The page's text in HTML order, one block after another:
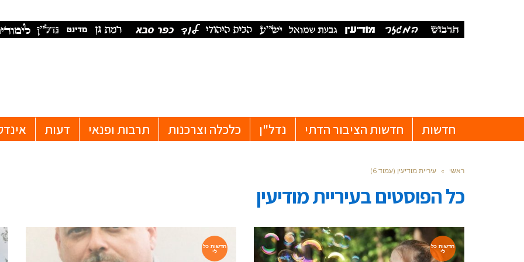
חדשות חדשות הציבור הדתי נדל"ן כלכלה וצרכנות תרבות ופנאי דעות
ראשי » עיריית מודיעין (עמוד 6)
כל הפוסטים בעיריית מודיעין
חדשות כל
לי
חדשות כל
לי